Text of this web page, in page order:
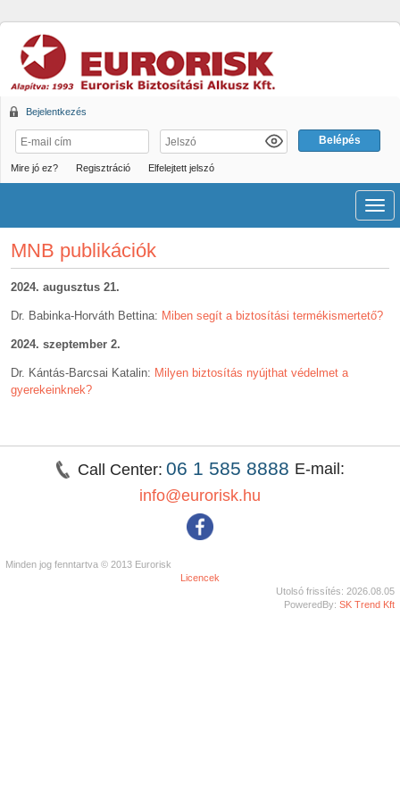
Bejelentkezés
Mire jó ez? Regisztráció Elfelejtett jelszó
MNB publikációk
2024. augusztus 21.
Dr. Babinka-Horváth Bettina: Miben segít a biztosítási termékismertető?
2024. szeptember 2.
Dr. Kántás-Barcsai Katalin: Milyen biztosítás nyújthat védelmet a
gyerekeinknek?
Call Center: 06 1 585 8888 E-mail:
info@eurorisk.hu
Minden jog fenntartva © 2013 Eurorisk
Licencek
Utolsó frissítés: 2026.08.05
PoweredBy: SK Trend Kft